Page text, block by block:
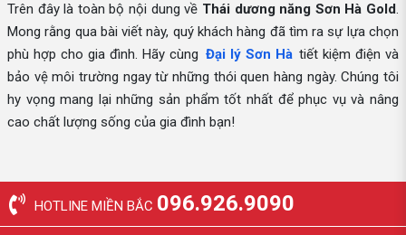
Trên đây là toàn bộ nội dung về Thái dương năng Sơn Hà Gold.
Mong rằng qua bài viết này, quý khách hàng đã tìm ra sự lựa chọn
phù hợp cho gia đình. Hãy cùng Đại lý Sơn Hà tiết kiệm điện và
bảo vệ môi trường ngay từ những thói quen hàng ngày. Chúng tôi
hy vọng mang lại những sản phẩm tốt nhất để phục vụ và nâng
cao chất lượng sống của gia đình bạn!
HOTLINE MIỀN BẮC 096.926.9090